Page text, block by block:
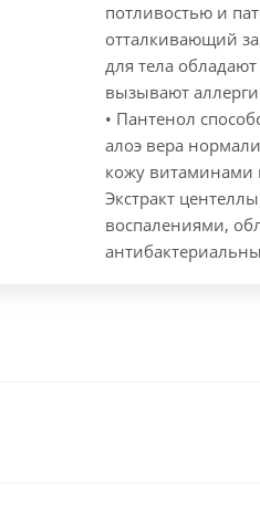
потливостью и
отталкивающий
для тела
вызывают
• Пантенол
алоэ вера
кожу витаминами
Экстракт
воспалениями,